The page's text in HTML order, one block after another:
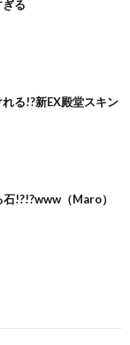
ぎる
る!?新EX殿堂スキン
石!?!?www（Maro）